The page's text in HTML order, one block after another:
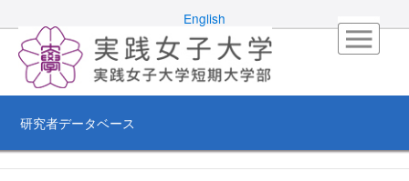
English
研究者データベース